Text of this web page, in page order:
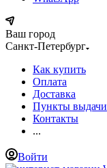
Ваш город
Санкт-Петербург
Как купить
Оплата
Доставка
Пункты выдачи
Контакты
...
Войти